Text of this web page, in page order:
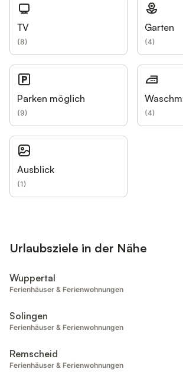
TV
(8)
Garten
(4)
Parken möglich
(9) (4)
Ausblick
(1)
Urlaubsziele in der Nähe
Wuppertal
Ferienhäuser & Ferienwohnungen
Solingen
Ferienhäuser & Ferienwohnungen
Remscheid
Ferienhäuser & Ferienwohnungen